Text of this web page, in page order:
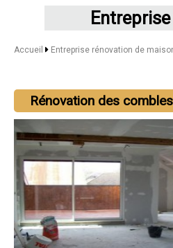
Accueil Entreprise rénovation de
Rénovation des